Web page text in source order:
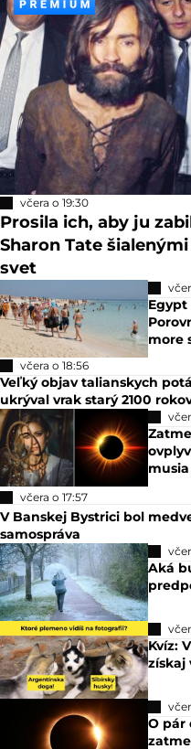
včera o 19:30
Prosila ich, aby ju
Sharon Tate
svet
Egypt
more
včera o 18:56
Veľký objav talianskych
ukrýval vrak starý 2100
včera o 17:57
V Banskej Bystrici bol
samospráva
Aká
Kvíz:
získaj
O pár